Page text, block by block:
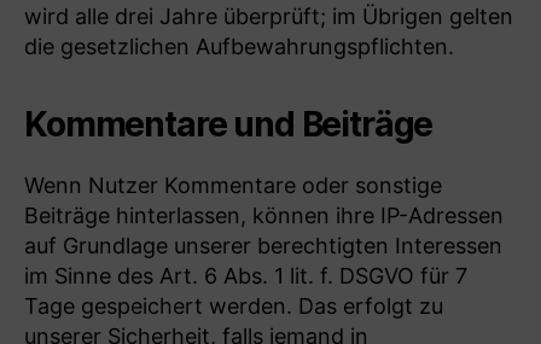
wird alle drei Jahre überprüft; im Übrigen gelten
die gesetzlichen Aufbewahrungspflichten.
Kommentare und Beiträge
Wenn Nutzer Kommentare oder sonstige
Beiträge hinterlassen, können ihre IP-Adressen
auf Grundlage unserer berechtigten Interessen
im Sinne des Art. 6 Abs. 1 lit. f. DSGVO für 7
Tage gespeichert werden. Das erfolgt zu
unserer Sicherheit, falls jemand in